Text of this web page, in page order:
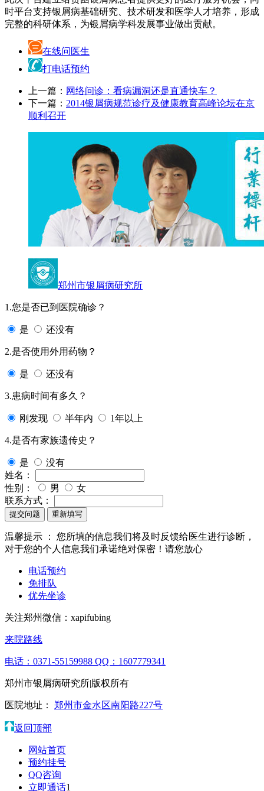
时平台支持银屑病基础研究、技术研发和医学人才培养，形成
完整的科研体系，为银屑病学科发展事业做出贡献。
在线问医生
打电话预约
上一篇： 网络问诊：看病漏洞还是直通快车？
下一篇： 2014银屑病规范诊疗及健康教育高峰论坛在京
顺利召开
郑州市银屑病研究所
1.您是否已到医院确诊？
是 还没有
2.是否使用外用药物？
是 还没有
3.患病时间有多久？
刚发现 半年内 1年以上
4.是否有家族遗传史？
是
没有
姓名：
性别：
男
女
联系方式：
提交问题 重新填写
温馨提示 ： 您所填的信息我们将及时反馈给医生进行诊断，
对于您的个人信息我们承诺绝对保密！请您放心
电话预约
免排队
优先坐诊
关注郑州微信： xapifubing
来院路线
电话：0371-55159988 QQ：1607779341
郑州市银屑病研究所|版权所有
医院地址： 郑州市金水区南阳路227号
返回顶部
网站首页
预约挂号
QQ咨询
立即通话1